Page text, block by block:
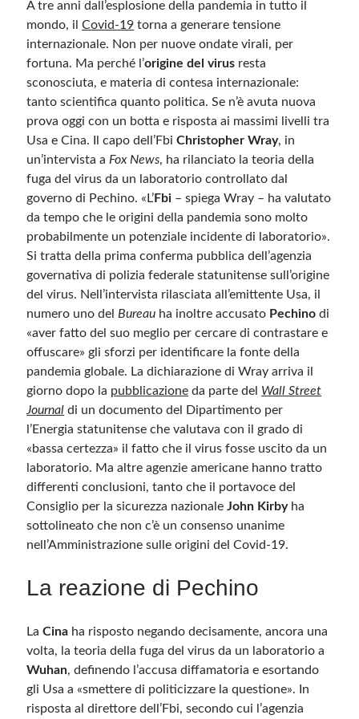
Meta
Accedi
Feed dei contenuti
Feed dei commenti
WordPress.org
A tre anni dall’esplosione della pandemia in tutto il
mondo, ilCovid-19 torna a generare tensione
internazionale. Non per nuove ondate virali, per
fortuna. Ma perché l’origine del virus resta
sconosciuta, e materia di contesa internazionale:
tanto scientifica quanto politica. Se n’è avuta nuova
prova oggi con un botta e risposta ai massimi livelli tra
Usa e Cina. Il capo dell’FbiChristopher Wray, in
un’intervista a Fox News, ha rilanciato la teoria della
fuga del virus da un laboratorio controllato dal
governo di Pechino. «L’Fbi – spiega Wray – ha valutato
da tempo che le origini della pandemia sono molto
probabilmente un potenziale incidente di laboratorio».
Si tratta della prima conferma pubblica dell’agenzia
governativa di polizia federale statunitense sull’origine
del virus. Nell’intervista rilasciata all’emittente Usa, il
numero uno del Bureau ha inoltre accusato Pechino di
«aver fatto del suo meglio per cercare di contrastare e
offuscare» gli sforzi per identificare la fonte della
pandemia globale. La dichiarazione di Wray arriva il
giorno dopo la pubblicazione da parte del Wall Street
Journal di un documento del Dipartimento per
l’Energia statunitense che valutava con il grado di
«bassa certezza» il fatto che il virus fosse uscito da un
laboratorio. Ma altre agenzie americane hanno tratto
differenti conclusioni, tanto che il portavoce del
Consiglio per la sicurezza nazionaleJohn Kirbyha
sottolineato che non c’è un consenso unanime
nell’Amministrazione sulle origini del Covid-19.
La reazione di Pechino
LaCina ha risposto negando decisamente, ancora una
volta, la teoria della fuga del virus da un laboratorio a
Wuhan, definendo l’accusa diffamatoria e esortando
gli Usa a «smettere di politicizzare la questione». In
risposta al direttore dell’Fbi, secondo cui l’agenzia